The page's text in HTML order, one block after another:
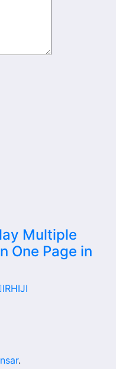
Multiple
One Page in
IRHIJI
.